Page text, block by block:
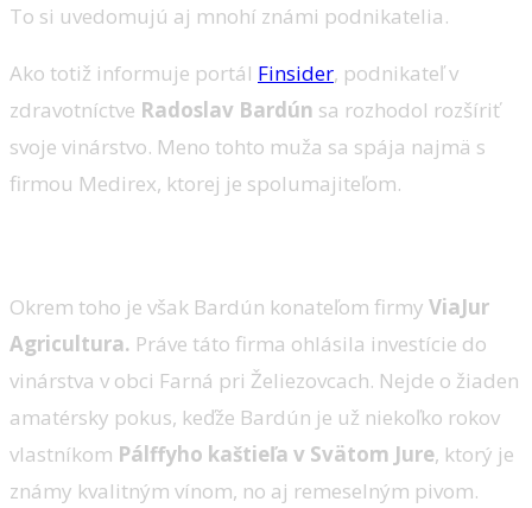
To si uvedomujú aj mnohí známi podnikatelia.
Ako totiž informuje portál Finsider, podnikateľ v
zdravotníctve Radoslav Bardún sa rozhodol rozšíriť
svoje vinárstvo. Meno tohto muža sa spája najmä s
firmou Medirex, ktorej je spolumajiteľom.
Okrem toho je však Bardún konateľom firmy ViaJur
Agricultura. Práve táto firma ohlásila investície do
vinárstva v obci Farná pri Želiezovcach. Nejde o žiaden
amatérsky pokus, keďže Bardún je už niekoľko rokov
vlastníkom Pálffyho kaštieľa v Svätom Jure, ktorý je
známy kvalitným vínom, no aj remeselným pivom.